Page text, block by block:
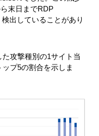
末日までRDP
出していることがあり
攻撃種別の1サイト当
プ5の割合を示しま